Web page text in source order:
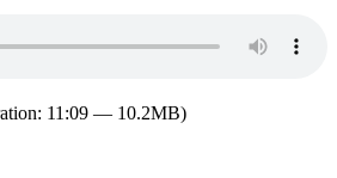
11:09 — 10.2MB)